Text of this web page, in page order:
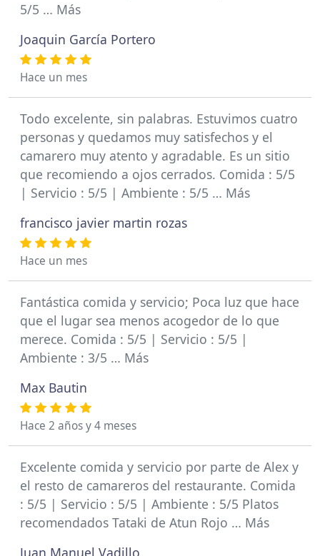
5/5 … Más
Joaquin García Portero
Hace un mes
Todo excelente, sin palabras. Estuvimos cuatro
personas y quedamos muy satisfechos y el
camarero muy atento y agradable. Es un sitio
que recomiendo a ojos cerrados. Comida : 5/5
| Servicio : 5/5 | Ambiente : 5/5 … Más
francisco javier martin rozas
Hace un mes
Fantástica comida y servicio; Poca luz que hace
que el lugar sea menos acogedor de lo que
merece. Comida : 5/5 | Servicio : 5/5 |
Ambiente : 3/5 … Más
Max Bautin
Hace 2 años y 4 meses
Excelente comida y servicio por parte de Alex y
el resto de camareros del restaurante. Comida
: 5/5 | Servicio : 5/5 | Ambiente : 5/5 Platos
recomendados Tataki de Atun Rojo … Más
Juan Manuel Vadillo